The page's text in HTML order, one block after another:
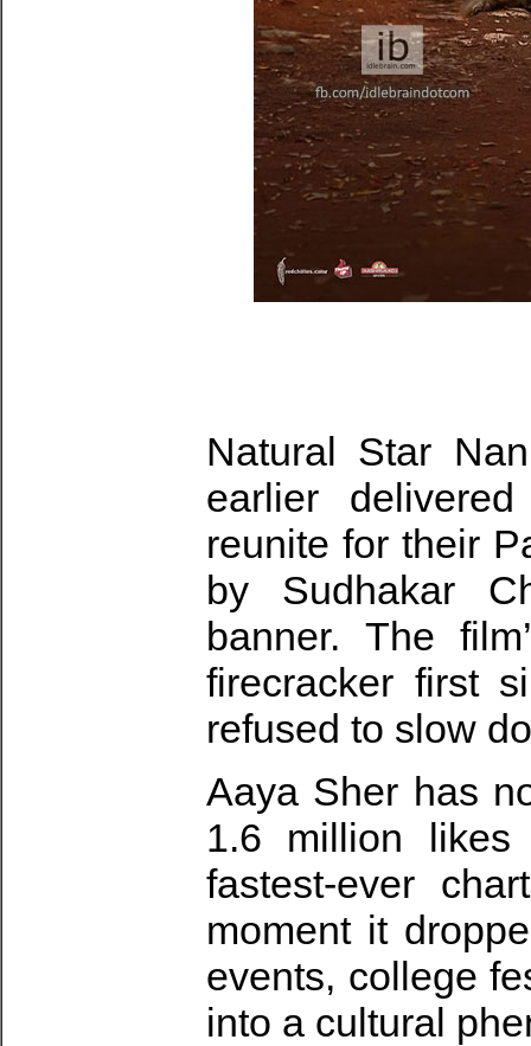
Natural Star
earlier
reunite for their
by Sudhakar
banner. The
firecracker first
refused to slow
Aaya Sher has
1.6 million
fastest-ever
moment it
events, college
into a cultural